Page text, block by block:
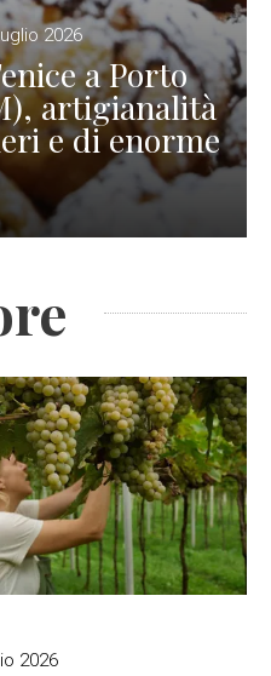
2026
a Porto
artigianalità
e di enorme
2026